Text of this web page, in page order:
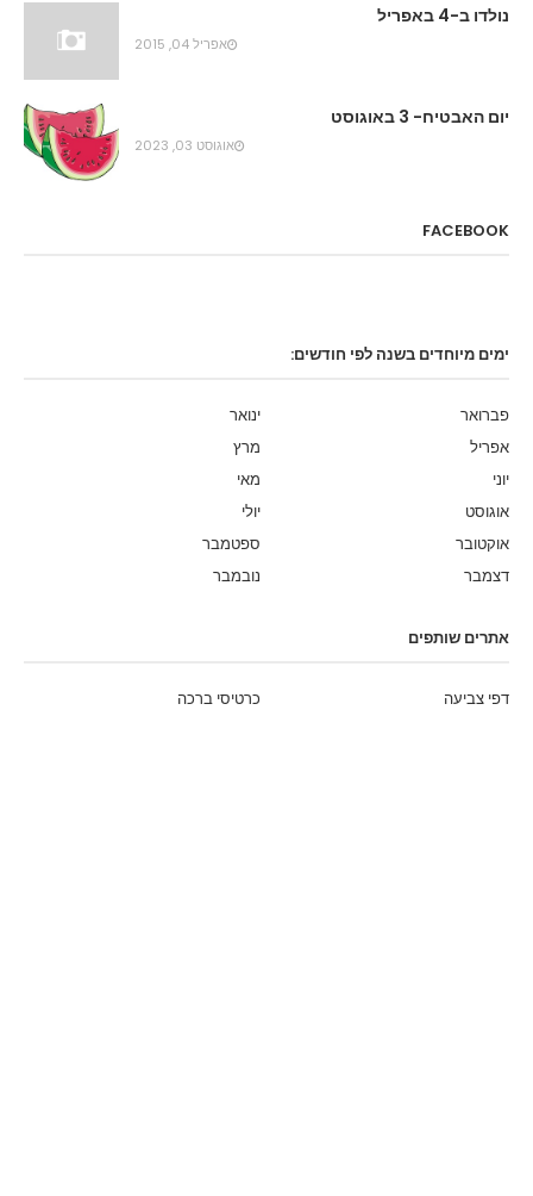
נולדו ב-4 באפריל
אפריל 04, 2015
יום האבטיח- 3 באוגוסט
אוגוסט 03, 2023
FACEBOOK
ימים מיוחדים בשנה לפי חודשים:
ינואר
פברואר
מרץ
אפריל
מאי
יוני
יולי
אוגוסט
ספטמבר
אוקטובר
נובמבר
דצמבר
אתרים שותפים
כרטיסי ברכה דפי צביעה